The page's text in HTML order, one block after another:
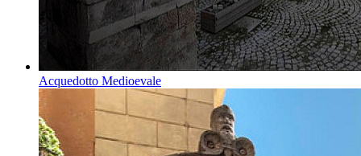
Acquedotto Medioevale